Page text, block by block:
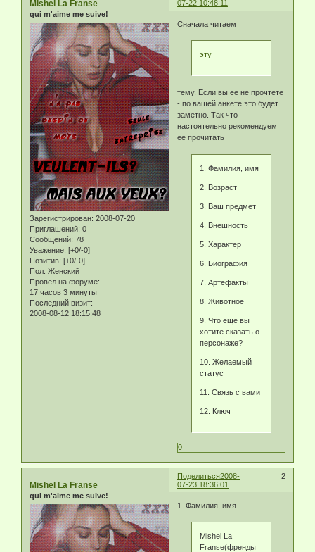
07-22 10:48:11
Mishel La Franse
qui m'aime me suive!
Зарегистрирован: 2008-07-20
Приглашений: 0
Сообщений: 78
Уважение: [+0/-0]
Позитив: [+0/-0]
Пол: Женский
Провел на форуме:
17 часов 3 минуты
Последний визит:
2008-08-12 18:15:48
Сначала читаем
эту
тему. Если вы ее не прочтете
- по вашей анкете это будет
заметно. Так что
настоятельно рекомендуем
ее прочитать
1. Фамилия, имя
2. Возраст
3. Ваш предмет
4. Внешность
5. Характер
6. Биография
7. Артефакты
8. Животное
9. Что еще вы
хотите сказать о
персонаже?
10. Желаемый
статус
11. Связь с вами
12. Ключ
0
Поделиться 2
2008-
07-23 18:36:01
Mishel La Franse
qui m'aime me suive!
1. Фамилия, имя
Mishel La
Franse(френды